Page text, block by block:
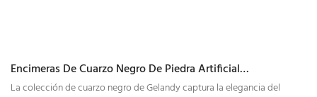
Encimeras De Cuarzo Negro De Piedra Artificial
Personalizadas
La colección de cuarzo negro de Gelandy captura la elegancia del